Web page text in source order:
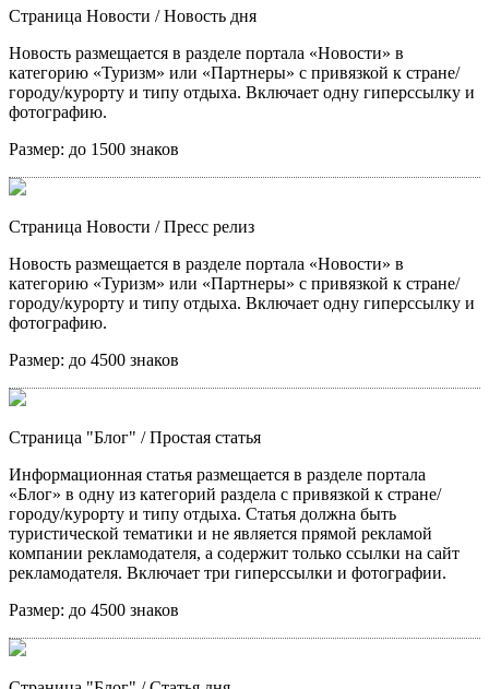
Страница Новости / Новость дня
Новость размещается в разделе портала «Новости» в
категорию «Туризм» или «Партнеры» с привязкой к стране/
городу/курорту и типу отдыха. Включает одну гиперссылку и
фотографию.
Размер: до 1500 знаков
Страница Новости / Пресс релиз
Новость размещается в разделе портала «Новости» в
категорию «Туризм» или «Партнеры» с привязкой к стране/
городу/курорту и типу отдыха. Включает одну гиперссылку и
фотографию.
Размер: до 4500 знаков
Страница "Блог" / Простая статья
Информационная статья размещается в разделе портала
«Блог» в одну из категорий раздела с привязкой к стране/
городу/курорту и типу отдыха. Статья должна быть
туристической тематики и не является прямой рекламой
компании рекламодателя, а содержит только ссылки на сайт
рекламодателя. Включает три гиперссылки и фотографии.
Размер: до 4500 знаков